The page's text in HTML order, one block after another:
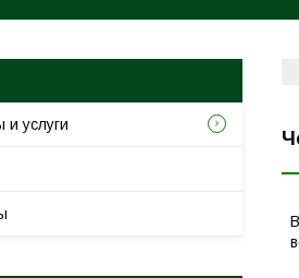
и услуги